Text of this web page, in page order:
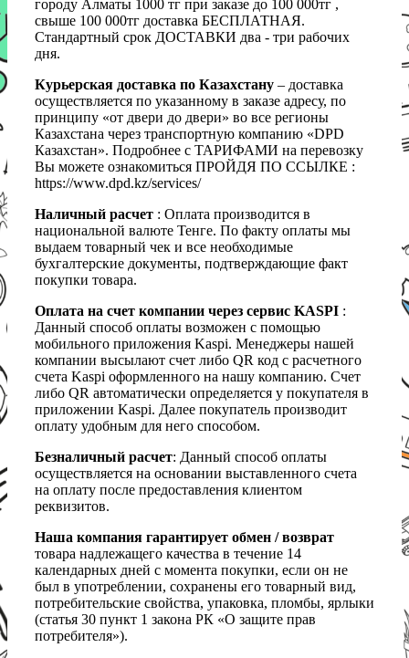
городу Алматы 1000 тг при заказе до 100 000тг ,
свыше 100 000тг доставка БЕСПЛАТНАЯ.
Стандартный срок ДОСТАВКИ два - три рабочих
дня.
Курьерская доставка по Казахстану – доставка
осуществляется по указанному в заказе адресу, по
принципу «от двери до двери» во все регионы
Казахстана через транспортную компанию «DPD
Казахстан». Подробнее с ТАРИФАМИ на перевозку
Вы можете ознакомиться ПРОЙДЯ ПО ССЫЛКЕ :
https://www.dpd.kz/services/
Наличный расчет : Оплата производится в
национальной валюте Тенге. По факту оплаты мы
выдаем товарный чек и все необходимые
бухгалтерские документы, подтверждающие факт
покупки товара.
Оплата на счет компании через сервис KASPI :
Данный способ оплаты возможен с помощью
мобильного приложения Kaspi. Менеджеры нашей
компании высылают счет либо QR код с расчетного
счета Kaspi оформленного на нашу компанию. Счет
либо QR автоматически определяется у покупателя в
приложении Kaspi. Далее покупатель производит
оплату удобным для него способом.
Безналичный расчет: Данный способ оплаты
осуществляется на основании выставленного счета
на оплату после предоставления клиентом
реквизитов.
Наша компания гарантирует обмен / возврат
товара надлежащего качества в течение 14
календарных дней с момента покупки, если он не
был в употреблении, сохранены его товарный вид,
потребительские свойства, упаковка, пломбы, ярлыки
(статья 30 пункт 1 закона РК «О защите прав
потребителя»).